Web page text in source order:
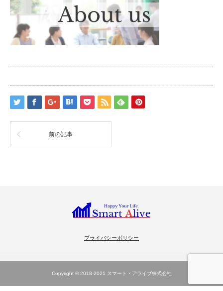
前の記事
プライバシーポリシー
Copyright © 2018-2021 スマート・アライブ株式会社